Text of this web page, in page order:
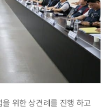
위한 상견례를 진행 하고